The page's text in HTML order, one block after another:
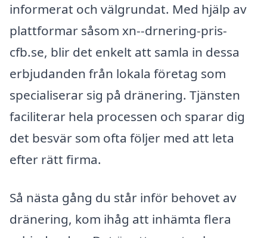
informerat och välgrundat. Med hjälp av
plattformar såsom xn--drnering-pris-
cfb.se, blir det enkelt att samla in dessa
erbjudanden från lokala företag som
specialiserar sig på dränering. Tjänsten
faciliterar hela processen och sparar dig
det besvär som ofta följer med att leta
efter rätt firma.
Så nästa gång du står inför behovet av
dränering, kom ihåg att inhämta flera